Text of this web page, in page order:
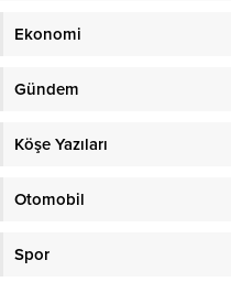
Ekonomi
Gündem
Köşe Yazıları
Otomobil
Spor